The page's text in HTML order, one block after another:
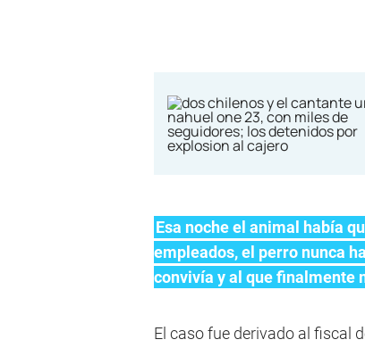
Esa noche el animal había
empleados, el perro nunca
convivía y al que finalmente
El caso fue derivado al fiscal